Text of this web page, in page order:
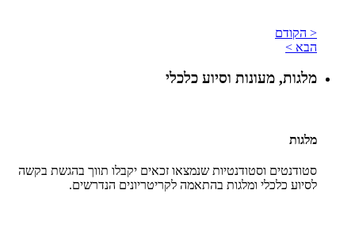
< הקודם
הבא >
מלגות, מעונות וסיוע כלכלי
מלגות
סטודנטים וסטודנטיות שנמצאו זכאים יקבלו תווך בהגשת בקשה
לסיוע כלכלי ומלגות בהתאמה לקריטריונים הנדרשים.